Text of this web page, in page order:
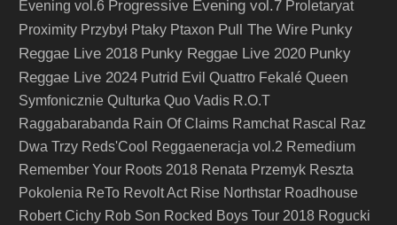
Evening vol.6 Progressive Evening vol.7 Proletaryat
Proximity Przybył Ptaky Ptaxon Pull The Wire Punky
Reggae Live 2018 Punky Reggae Live 2020 Punky
Reggae Live 2024 Putrid Evil Quattro Fekalé Queen
Symfonicznie Qulturka Quo Vadis R.O.T
Raggabarabanda Rain Of Claims Ramchat Rascal
Raz
Dwa Trzy Reds'Cool Reggaeneracja vol.2 Remedium
Remember Your Roots 2018 Renata Przemyk Reszta
Pokolenia ReTo Revolt Act Rise Northstar Roadhouse
Robert Cichy Rob Son Rocked Boys Tour 2018 Rogucki